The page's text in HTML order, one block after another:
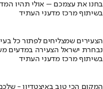
בחנו את עצמכם – אולי תהיו
בשיתוף מרכז מדעני העתיד
הצעירים שמצליחים לפתור כל
נבחרת ישראל הצעירה במדעים
בשיתוף מרכז מדעני העתיד
המקום הכי טוב באיצטדיון -